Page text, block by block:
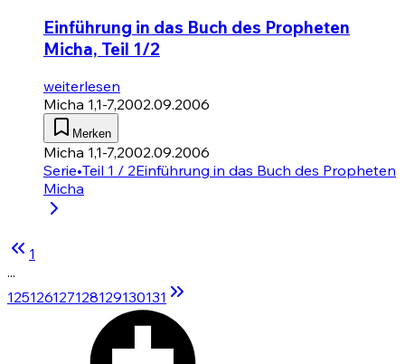
Einführung in das Buch des Propheten
Micha, Teil 1/2
weiterlesen
Micha 1,1-7,2002.09.2006
Merken
Micha 1,1-7,2002.09.2006
Serie•Teil 1 / 2Einführung in das Buch des Propheten
Micha
1
...
125126127128129130131